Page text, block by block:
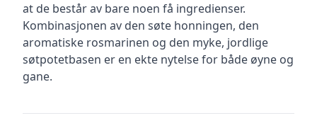
at de består av bare noen få ingredienser.
Kombinasjonen av den søte honningen, den
aromatiske rosmarinen og den myke, jordlige
søtpotetbasen er en ekte nytelse for både øyne og
gane.